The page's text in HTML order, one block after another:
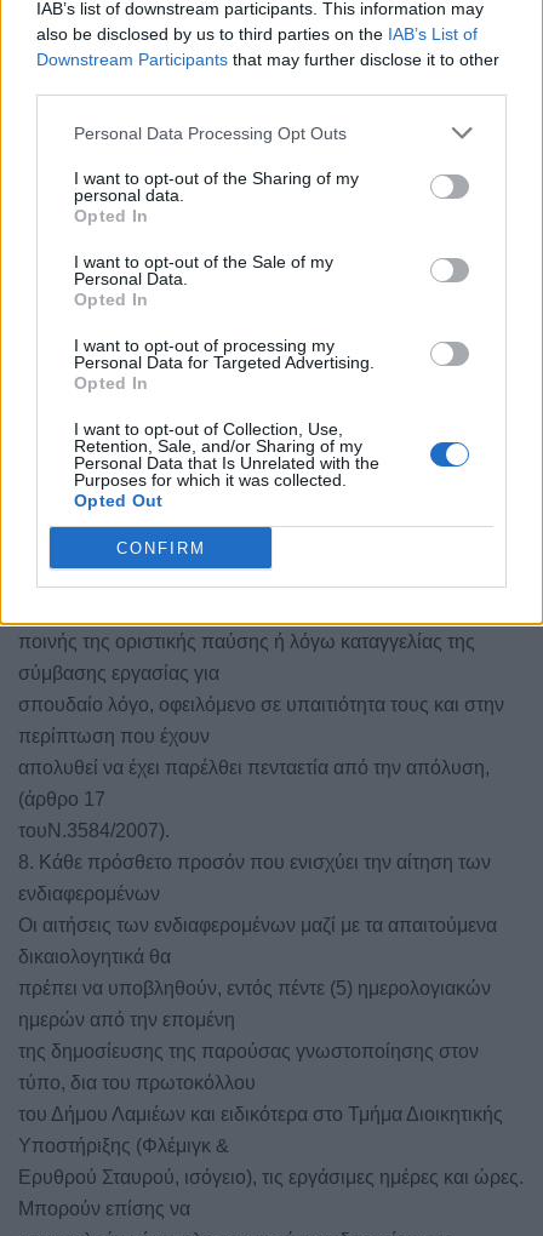
IAB’s list of downstream participants. This information may
also be disclosed by us to third parties on the IAB’s List of
Downstream Participants that may further disclose it to other
Personal Data Processing Opt Outs
I want to opt-out of the Sharing of my
personal data.
Opted In
I want to opt-out of the Sale of my
Personal Data.
Opted In
I want to opt-out of processing my
Personal Data for Targeted Advertising.
Opted In
I want to opt-out of Collection, Use,
Retention, Sale, and/or Sharing of my
Personal Data that Is Unrelated with the
Purposes for which it was collected.
Opted Out
CONFIRM
Χώρας που ανήκει στην
Ευρωπαϊκή Ένωση (Ε.Ε.),(άρθρο12 τουΝ.3584/2007).
 Να έχουν συμπληρώσει το κατώτατο όριο ηλικίας
έτος),(άρθρο13τουΝ. 3584/2007).
 Να είναι υγιείς,(άρθρο14τουΝ.3584/2007).
 Προκειμένου για άνδρες, να έχουν εκπληρώσει τις
στρατιωτικές τους υποχρεώσεις
ή να έχουν απαλλαγεί από αυτές νόμιμα, (άρθρο 15
 Υπεύθυνη δήλωση του άρθρου 8 του Ν. 1599/1986 ότι
δεν έχουν παραπεμφθεί με
βούλευμα για κακούργημα ή για ένα από τα αναφερόμενα
στον ΚΚΔΚΥ-ΥΚ
πλημμελήματα (άρθρο 16 του Ν. 3584/2007).
 Υπεύθυνη δήλωση του άρθρου 8 του Ν. 1599/1986 ότι
δεν έχουν απολυθεί από
ποινής της οριστικής παύσης ή λόγω καταγγελίας της
σύμβασης εργασίας για
σπουδαίο λόγο, οφειλόμενο σε υπαιτιότητα τους και στην
περίπτωση που έχουν
απολυθεί να έχει παρέλθει πενταετία από την απόλυση,
(άρθρο 17
τουΝ.3584/2007).
8. Κάθε πρόσθετο προσόν που ενισχύει την αίτηση των
ενδιαφερομένων
Οι αιτήσεις των ενδιαφερομένων μαζί με τα απαιτούμενα
δικαιολογητικά θα
πρέπει να υποβληθούν, εντός πέντε (5) ημερολογιακών
ημερών από την επομένη
της δημοσίευσης της παρούσας γνωστοποίησης στον
τύπο, δια του πρωτοκόλλου
του Δήμου Λαμιέων και ειδικότερα στο Τμήμα Διοικητικής
Υποστήριξης (Φλέμιγκ &
Ερυθρού Σταυρού, ισόγειο), τις εργάσιμες ημέρες και ώρες.
Μπορούν επίσης να